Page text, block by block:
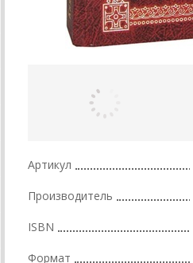
Артикул
Производитель
ISBN
Формат